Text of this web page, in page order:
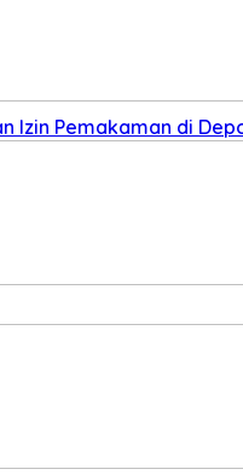
Izin Pemakaman di